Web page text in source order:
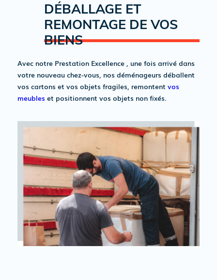
DÉBALLAGE ET
REMONTAGE DE VOS
BIENS
Avec notre Prestation Excellence , une fois arrivé dans
votre nouveau chez-vous, nos déménageurs déballent
vos cartons et vos objets fragiles, remontent vos
meubles et positionnent vos objets non fixés.